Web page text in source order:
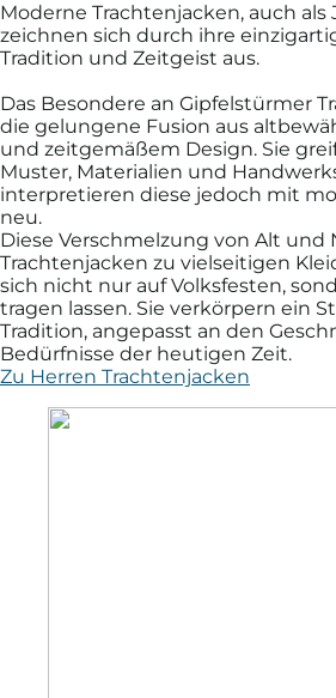
Moderne Trachtenjacken, auch
zeichnen sich durch ihre
Tradition und Zeitgeist aus.
Das Besondere an Gipfelstürmer
die gelungene Fusion aus
und zeitgemäßem Design. Sie
Muster, Materialien und
interpretieren diese jedoch mit
neu.
Diese Verschmelzung von Alt und
Trachtenjacken zu vielseitigen
sich nicht nur auf Volksfesten,
tragen lassen. Sie verkörpern ein
Tradition, angepasst an den
Bedürfnisse der heutigen Zeit.
Zu Herren Trachtenjacken